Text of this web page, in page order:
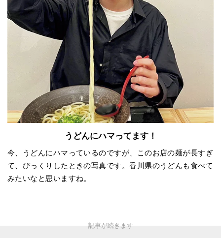
うどんにハマってます！
今、うどんにハマっているのですが、このお店の麺が長すぎ
て、びっくりしたときの写真です。香川県のうどんも食べて
みたいなと思いますね。